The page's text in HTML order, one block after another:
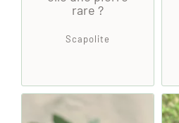
rare ?
Scapolite